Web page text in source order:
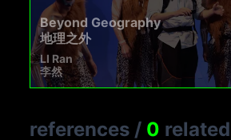
Beyond Geography
地理之外
LI Ran
李然
references / 0 related